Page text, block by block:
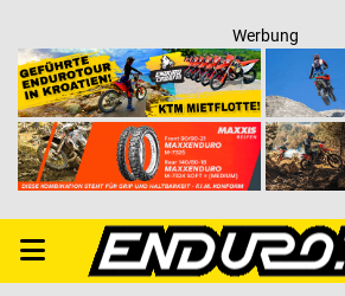
Werbung
PRIMARY